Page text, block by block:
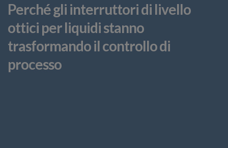
Perché gli interruttori di livello
ottici per liquidi stanno
trasformando il controllo di
processo